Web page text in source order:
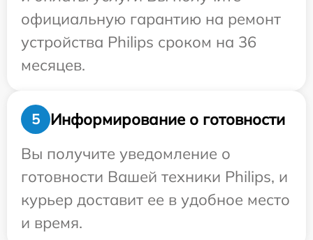
официальную гарантию на ремонт
устройства Philips сроком на 36
месяцев.
5
Информирование о готовности
Вы получите уведомление о
готовности Вашей техники Philips, и
курьер доставит ее в удобное место
и время.